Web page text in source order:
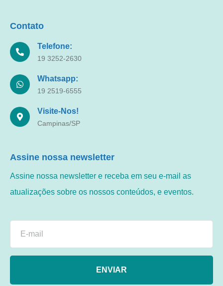
Contato
Telefone:
19 3252-2630
Whatsapp:
19 2519-6555
Visite-Nos!
Campinas/SP
Assine nossa newsletter
Assine nossa newsletter e receba em seu e-mail as
atualizações sobre os nossos conteúdos, e eventos.
ENVIAR